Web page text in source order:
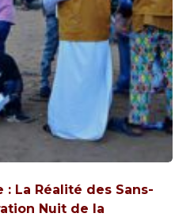
La Réalité des Sans-
Nuit de la